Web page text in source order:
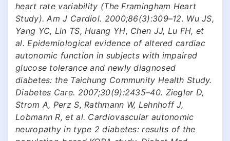
heart rate variability (The Framingham Heart
Study). Am J Cardiol. 2000;86(3):309–12. Wu JS,
Yang YC, Lin TS, Huang YH, Chen JJ, Lu FH, et
al. Epidemiological evidence of altered cardiac
autonomic function in subjects with impaired
glucose tolerance and newly diagnosed
diabetes: the Taichung Community Health Study.
Diabetes Care. 2007;30(9):2435–40. Ziegler D,
Strom A, Perz S, Rathmann W, Lehnhoff J,
Lobmann R, et al. Cardiovascular autonomic
neuropathy in type 2 diabetes: results of the